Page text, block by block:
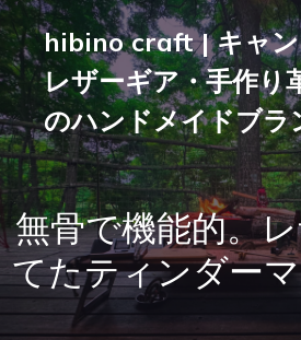
hibino craft | キャ
レザーギア・手作り
のハンドメイドブラ
無骨で機能的。
てたティンダー